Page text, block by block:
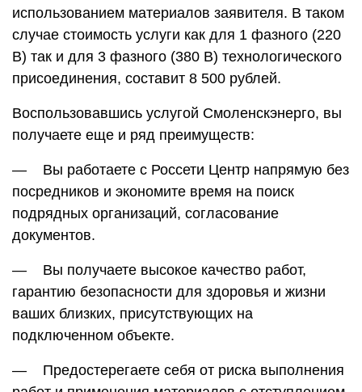
использованием материалов заявителя. В таком
случае стоимость услуги как для 1 фазного (220
В) так и для 3 фазного (380 В) технологического
присоединения, составит 8 500 рублей.
Воспользовавшись услугой Смоленскэнерго, вы
получаете еще и ряд преимуществ:
— Вы работаете с Россети Центр напрямую без
посредников и экономите время на поиск
подрядных организаций, согласование
документов.
— Вы получаете высокое качество работ,
гарантию безопасности для здоровья и жизни
ваших близких, присутствующих на
подключенном объекте.
— Предостерегаете себя от риска выполнения